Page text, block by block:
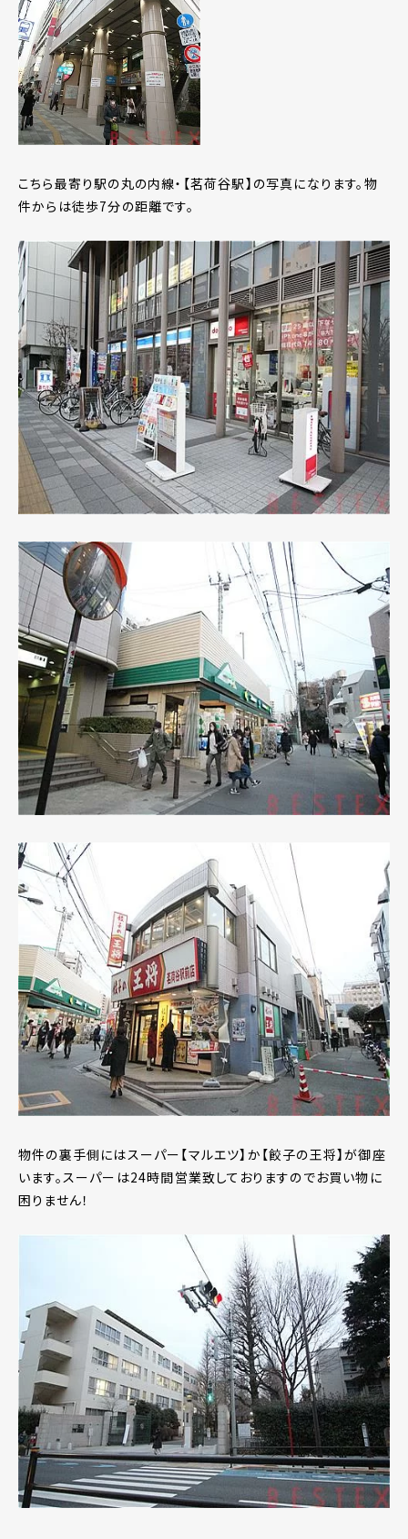
こちら最寄り駅の丸の内線・【茗荷谷駅】の写真になります。物
件からは徒歩7分の距離です。
物件の裏手側にはスーパー【マルエツ】か【餃子の王将】が御座
います。スーパーは24時間営業致しておりますのでお買い物に
困りません！